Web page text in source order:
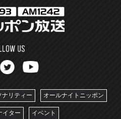
ナリティー オールナイトニッポン
イター イベント